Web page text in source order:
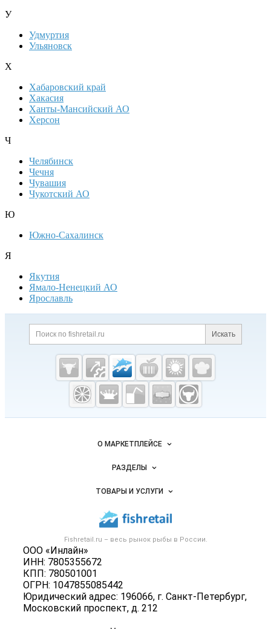
У
Удмуртия
Ульяновск
Х
Хабаровский край
Хакасия
Ханты-Мансийский АО
Херсон
Ч
Челябинск
Чечня
Чувашия
Чукотский АО
Ю
Южно-Сахалинск
Я
Якутия
Ямало-Ненецкий АО
Ярославль
Дополнительная информация
Поиск по сайту и
Искать
Cсылки на полезные проекты
Fishretail.ru —
рыба,
морепродукты
Важные разделы и контакты
Fishretail.ru – весь рынок рыбы в России.
ООО «Инлайн»
ИНН: 7805355672
КПП: 780501001
ОГРН: 1047855085442
Юридический адрес: 196066, г. Санкт-Петербург,
Московский проспект, д. 212
Навигация по сайтуО МАРКЕТПЛЕЙСЕ
Новости Fishretail.ru
Размещение рекламы
Публичная оферта
Контактная информация
Политика обработки персональных данных
РАЗДЕЛЫ
Объявления
Новости рынка
Вакансии
Блог
ТОВАРЫ И УСЛУГИ
Икра
Рыбопосадочный материал
Полуфабрикаты
Консервы